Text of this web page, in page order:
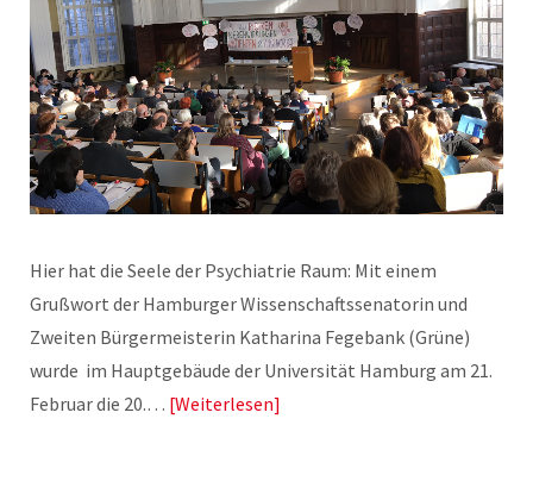
Hier hat die Seele der Psychiatrie Raum: Mit einem
Grußwort der Hamburger Wissenschaftssenatorin und
Zweiten Bürgermeisterin Katharina Fegebank (Grüne)
wurde im Hauptgebäude der Universität Hamburg am 21.
Februar die 20.… Weiterlesen